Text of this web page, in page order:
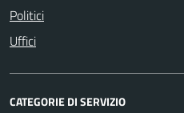
Politici
Uffici
CATEGORIE DI SERVIZIO